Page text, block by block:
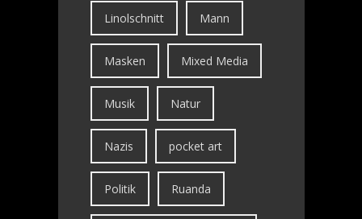
Linolschnitt Mann
Masken Mixed Media
Musik Natur
Nazis pocket art
Politik Ruanda